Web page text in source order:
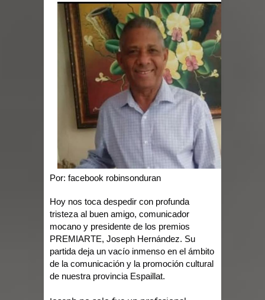
provincias
ESCUELAS RADIOFONICAS SANTA
MARIA INFORMA QUE YA ESTAN
ABIERTAS LAS INSCRIPCIONES
Tragedia enluta a Baní: seis personas
fallecen la noche de este lunes en dos
hechos separados
por tiroteo en Seattle
Heridos y edificios colapsados tras
terremoto de magnitud 7,1 en Japón
Por: facebook robinsonduran
Hoy nos toca despedir con profunda
tristeza al buen amigo, comunicador
mocano y presidente de los premios
PREMIARTE, Joseph Hernández. Su
partida deja un vacío inmenso en el ámbito
de la comunicación y la promoción cultural
de nuestra provincia Espaillat.